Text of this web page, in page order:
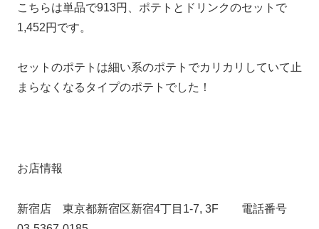
こちらは単品で913円、ポテトとドリンクのセットで
1,452円です。
セットのポテトは細い系のポテトでカリカリしていて止
まらなくなるタイプのポテトでした！
お店情報
新宿店 東京都新宿区新宿4丁目1-7, 3F 電話番号